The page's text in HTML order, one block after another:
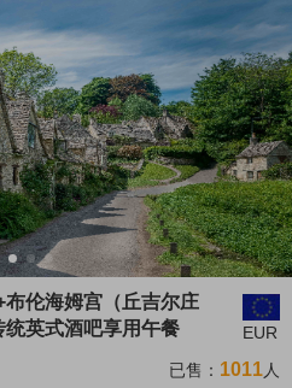
伦海姆宫（丘吉尔庄
统英式酒吧享用午餐
EUR
已售： 1011人